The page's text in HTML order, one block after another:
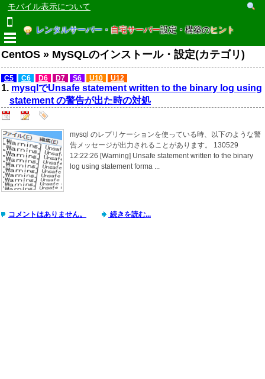
モバイル表示について
レンタルサーバー・ 自宅サーバー設定・構築のヒント
CentOS » MySQLのインストール・設定(カテゴリ)
C5 C6 D6 D7 S6 U10 U12
1. mysqlでUnsafe statement written to the binary log using
statement の警告が出た時の対処
mysql のレプリケーションを使っている時、以下のような警
告メッセージが出力されることがあります。 130529
12:22:26 [Warning] Unsafe statement written to the binary
log using statement forma ...
コメントはありません。 続きを読む...